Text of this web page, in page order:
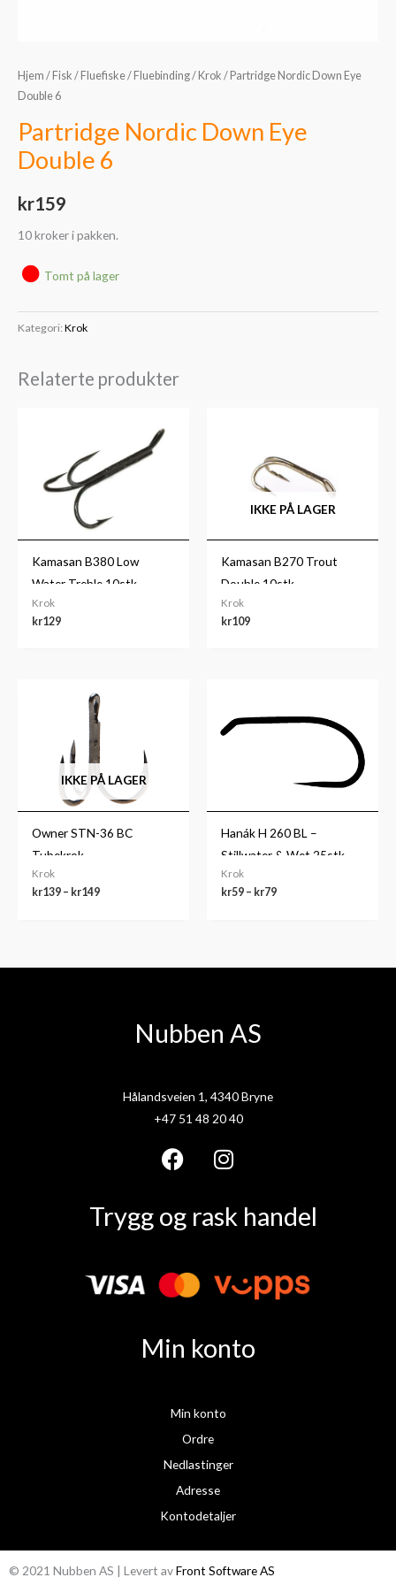
Hjem / Fisk / Fluefiske/ Fluebinding/ Krok / Partridge Nordic Down Eye
Double 6
Partridge Nordic Down Eye
Double 6
kr159
10 kroker i pakken.
Tomt på lager
Kategori: Krok
Relaterte produkter
Kamasan B380 Low
Water Treble 10stk
Krok
kr129
IKKE PÅ LAGER
Kamasan B270 Trout
Double 10stk
Krok
kr109
IKKE PÅ LAGER
Owner STN-36 BC
Tubekrok
Krok
kr139 – kr149
kr139
til
kr149
Hanák H 260 BL –
Stillwater & Wet 25stk
Krok
kr59 – kr79
kr79
Nubben AS
Hålandsveien 1, 4340 Bryne
+47 51 48 20 40
F
c
b
o
I
s
g
m
Trygg og rask handel
Min konto
Min konto
Ordre
Nedlastinger
Adresse
Kontodetaljer
© 2021 Nubben AS | Levert avFront Software AS